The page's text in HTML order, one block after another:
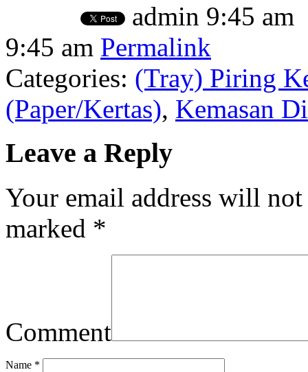
admin 9:45 am
9:45 am Permalink
Categories: (Tray) Piring
(Paper/Kertas), Kemasan
Leave a Reply
Your email address will
marked *
Comment
Name *